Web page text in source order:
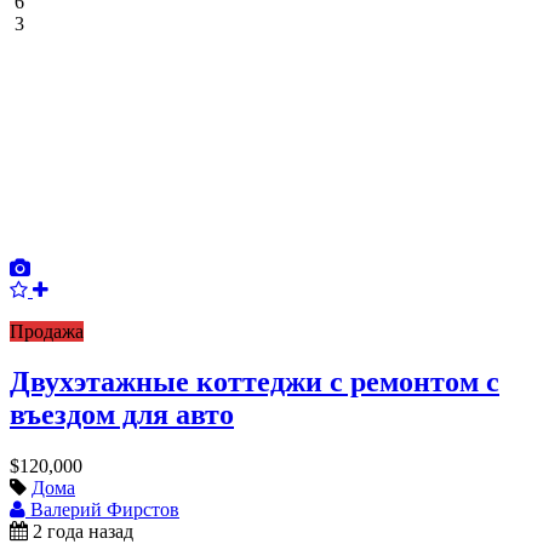
3
Продажа
Двухэтажные коттеджи с ремонтом с
въездом для авто
$120,000
Дома
Валерий Фирстов
2 года назад